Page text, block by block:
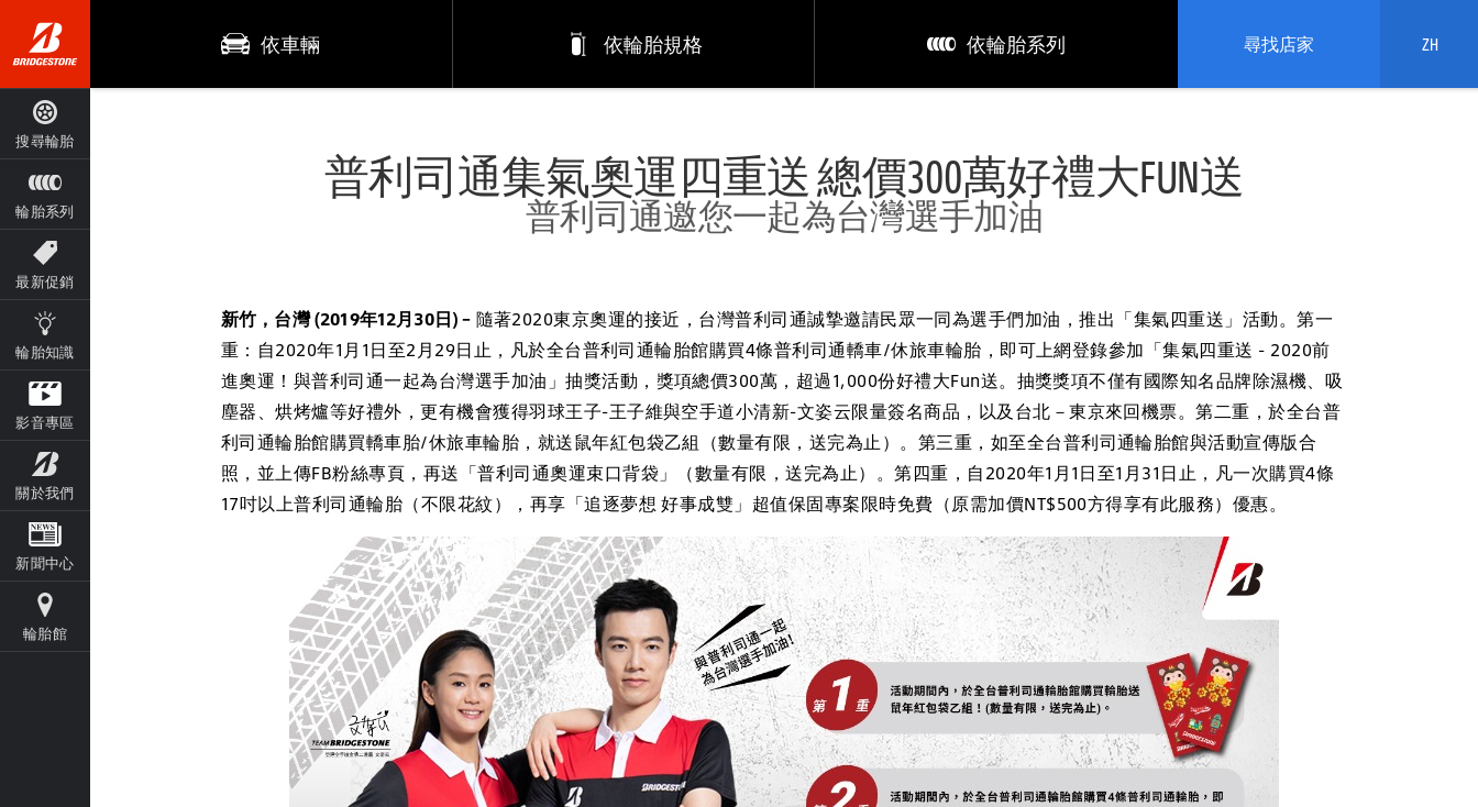
搜尋輪胎
輪胎系列
最新促銷
輪胎知識
影音專區
關於我們
新聞中心
輪胎館
依車輛 依輪胎規格 依輪胎系列 尋找店家 ZH
普利司通集氣奧運四重送 總價300萬好禮大FUN送
普利司通邀您一起為台灣選手加油
新竹，台灣 (2019年12月30日) – 隨著2020東京奧運的接近，台灣普利司通誠摯邀請民眾一同為選手們加油，推出「集氣四重送」活動。第一
重：自2020年1月1日至2月29日止，凡於全台普利司通輪胎館購買4條普利司通轎車/休旅車輪胎，即可上網登錄參加「集氣四重送 - 2020前
進奧運！與普利司通一起為台灣選手加油」抽獎活動，獎項總價300萬，超過1,000份好禮大Fun送。抽獎獎項不僅有國際知名品牌除濕機、吸
塵器、烘烤爐等好禮外，更有機會獲得羽球王子-王子維與空手道小清新-文姿云限量簽名商品，以及台北－東京來回機票。第二重，於全台普
利司通輪胎館購買轎車胎/休旅車輪胎，就送鼠年紅包袋乙組（數量有限，送完為止）。第三重，如至全台普利司通輪胎館與活動宣傳版合
照，並上傳FB粉絲專頁，再送「普利司通奧運束口背袋」（數量有限，送完為止）。第四重，自2020年1月1日至1月31日止，凡一次購買4條
17吋以上普利司通輪胎（不限花紋），再享「追逐夢想 好事成雙」超值保固專案限時免費（原需加價NT$500方得享有此服務）優惠。